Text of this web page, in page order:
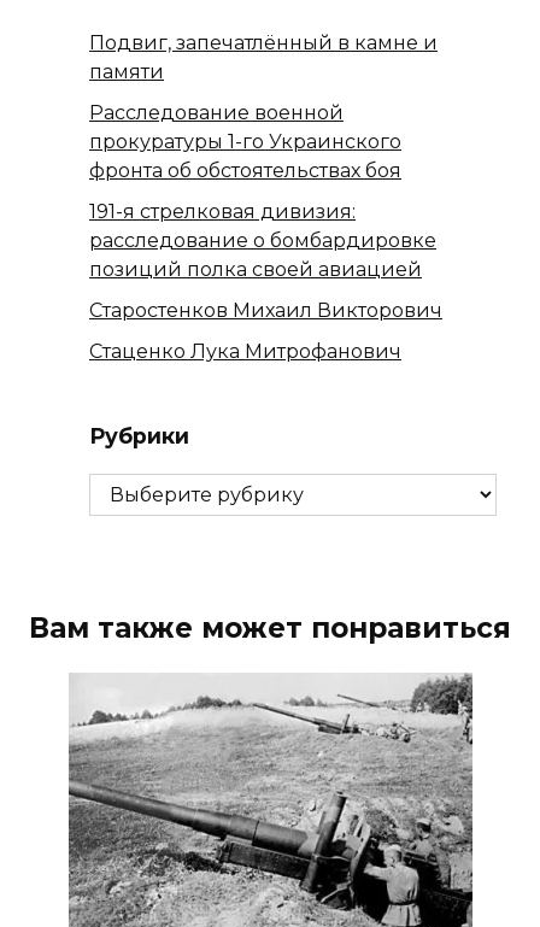
Подвиг, запечатлённый в камне и
памяти
Расследование военной
прокуратуры 1-го Украинского
фронта об обстоятельствах боя
191-я стрелковая дивизия:
расследование о бомбардировке
позиций полка своей авиацией
Старостенков Михаил Викторович
Стаценко Лука Митрофанович
Рубрики
Рубрики
Вам также может понравиться